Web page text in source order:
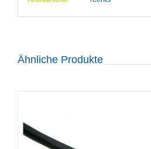
Ähnliche Produkte